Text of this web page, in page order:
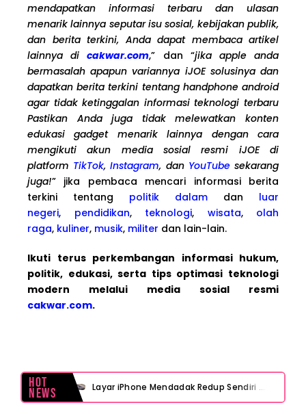
mendapatkan informasi terbaru dan ulasan
menarik lainnya seputar isu sosial, kebijakan publik,
dan berita terkini, Anda dapat membaca artikel
lainnya dicakwar.com,” dan “jika apple anda
bermasalah apapun variannya iJOE solusinya dan
dapatkan berita terkini tentang handphone android
agar tidak ketinggalan informasi teknologi terbaru
Pastikan Anda juga tidak melewatkan konten
edukasi gadget menarik lainnya dengan cara
mengikuti akun media sosial resmi iJOE di
platform TikTok,Instagram, dan YouTubesekarang
juga!” jika pembaca mencari informasi berita
terkini tentang politik dalam dan luar
negeri, pendidikan, teknologi, wisata, olah
raga, kuliner, musik, militer dan lain-lain.
Ikuti terus perkembangan informasi hukum,
politik, edukasi, serta tips optimasi teknologi
modern melalui media sosial resmi
cakwar.com.
Hot
News Layar iPhone Mendadak Redup Sendiri Padahal Auto-Brightness Mati? Ini Penyebab & Solusinya!